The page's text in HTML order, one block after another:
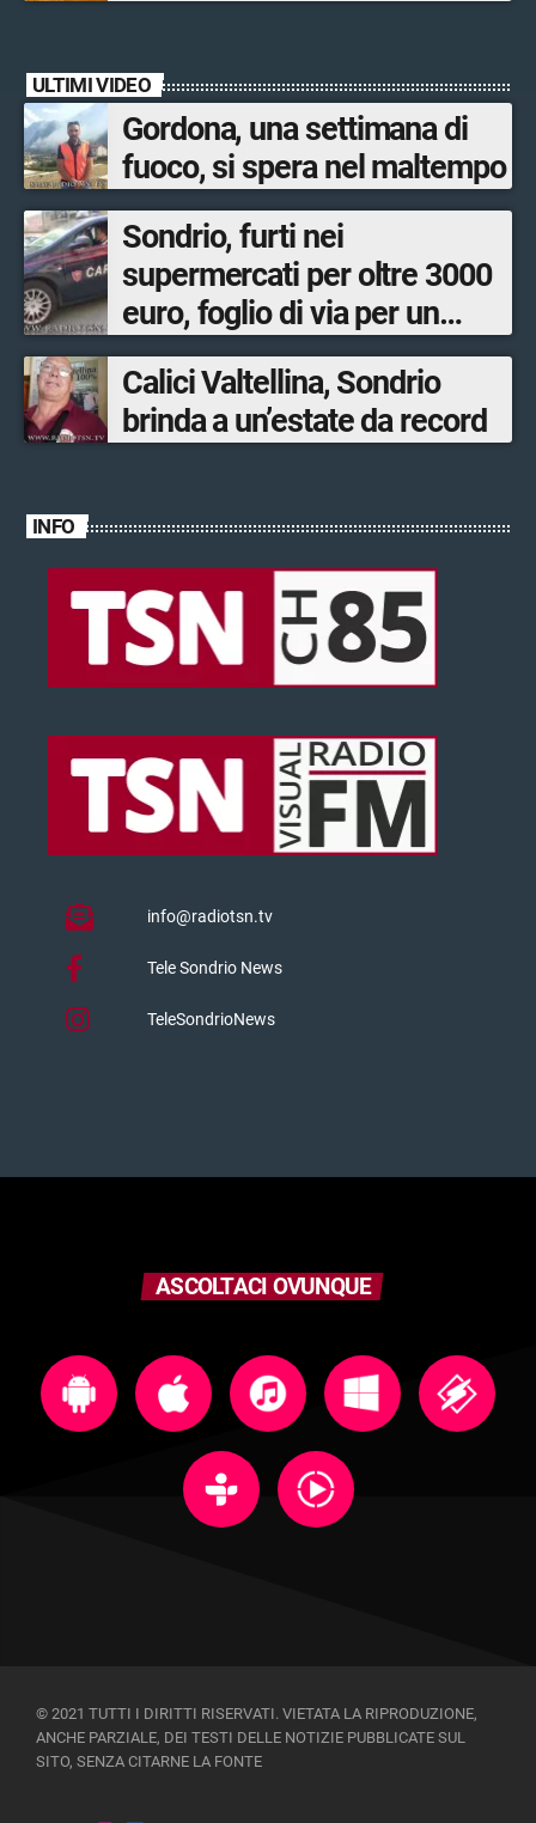
ULTIMI VIDEO
Gordona, una settimana di
fuoco, si spera nel maltempo
Sondrio, furti nei
supermercati per oltre 3000
euro, foglio di via per un
ventinovenne
Calici Valtellina, Sondrio
brinda a un’estate da record
INFO
info@radiotsn.tv
Tele Sondrio News
TeleSondrioNews
ASCOLTACI OVUNQUE
© 2021 TUTTI I DIRITTI RISERVATI. VIETATA LA RIPRODUZIONE,
ANCHE PARZIALE, DEI TESTI DELLE NOTIZIE PUBBLICATE SUL
SITO, SENZA CITARNE LA FONTE